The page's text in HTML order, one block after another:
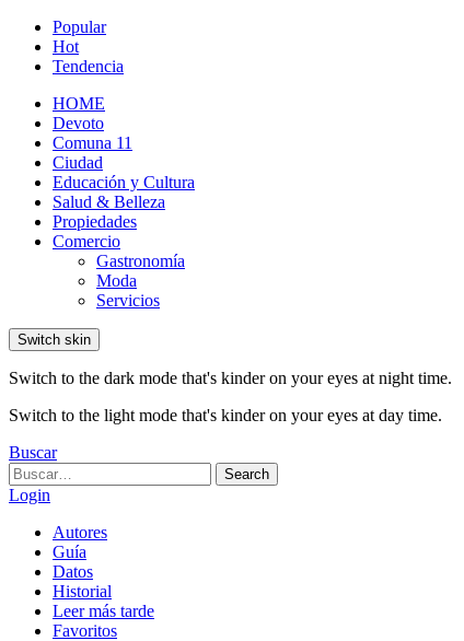
Popular
Hot
Tendencia
HOME
Devoto
Comuna 11
Ciudad
Educación y Cultura
Salud & Belleza
Propiedades
Comercio
Gastronomía
Moda
Servicios
Switch skin
Switch to the dark mode that's kinder on your eyes at night time.
Switch to the light mode that's kinder on your eyes at day time.
Buscar
Search
for:
Search
Login
Autores
Guía
Datos
Historial
Leer más tarde
Favoritos